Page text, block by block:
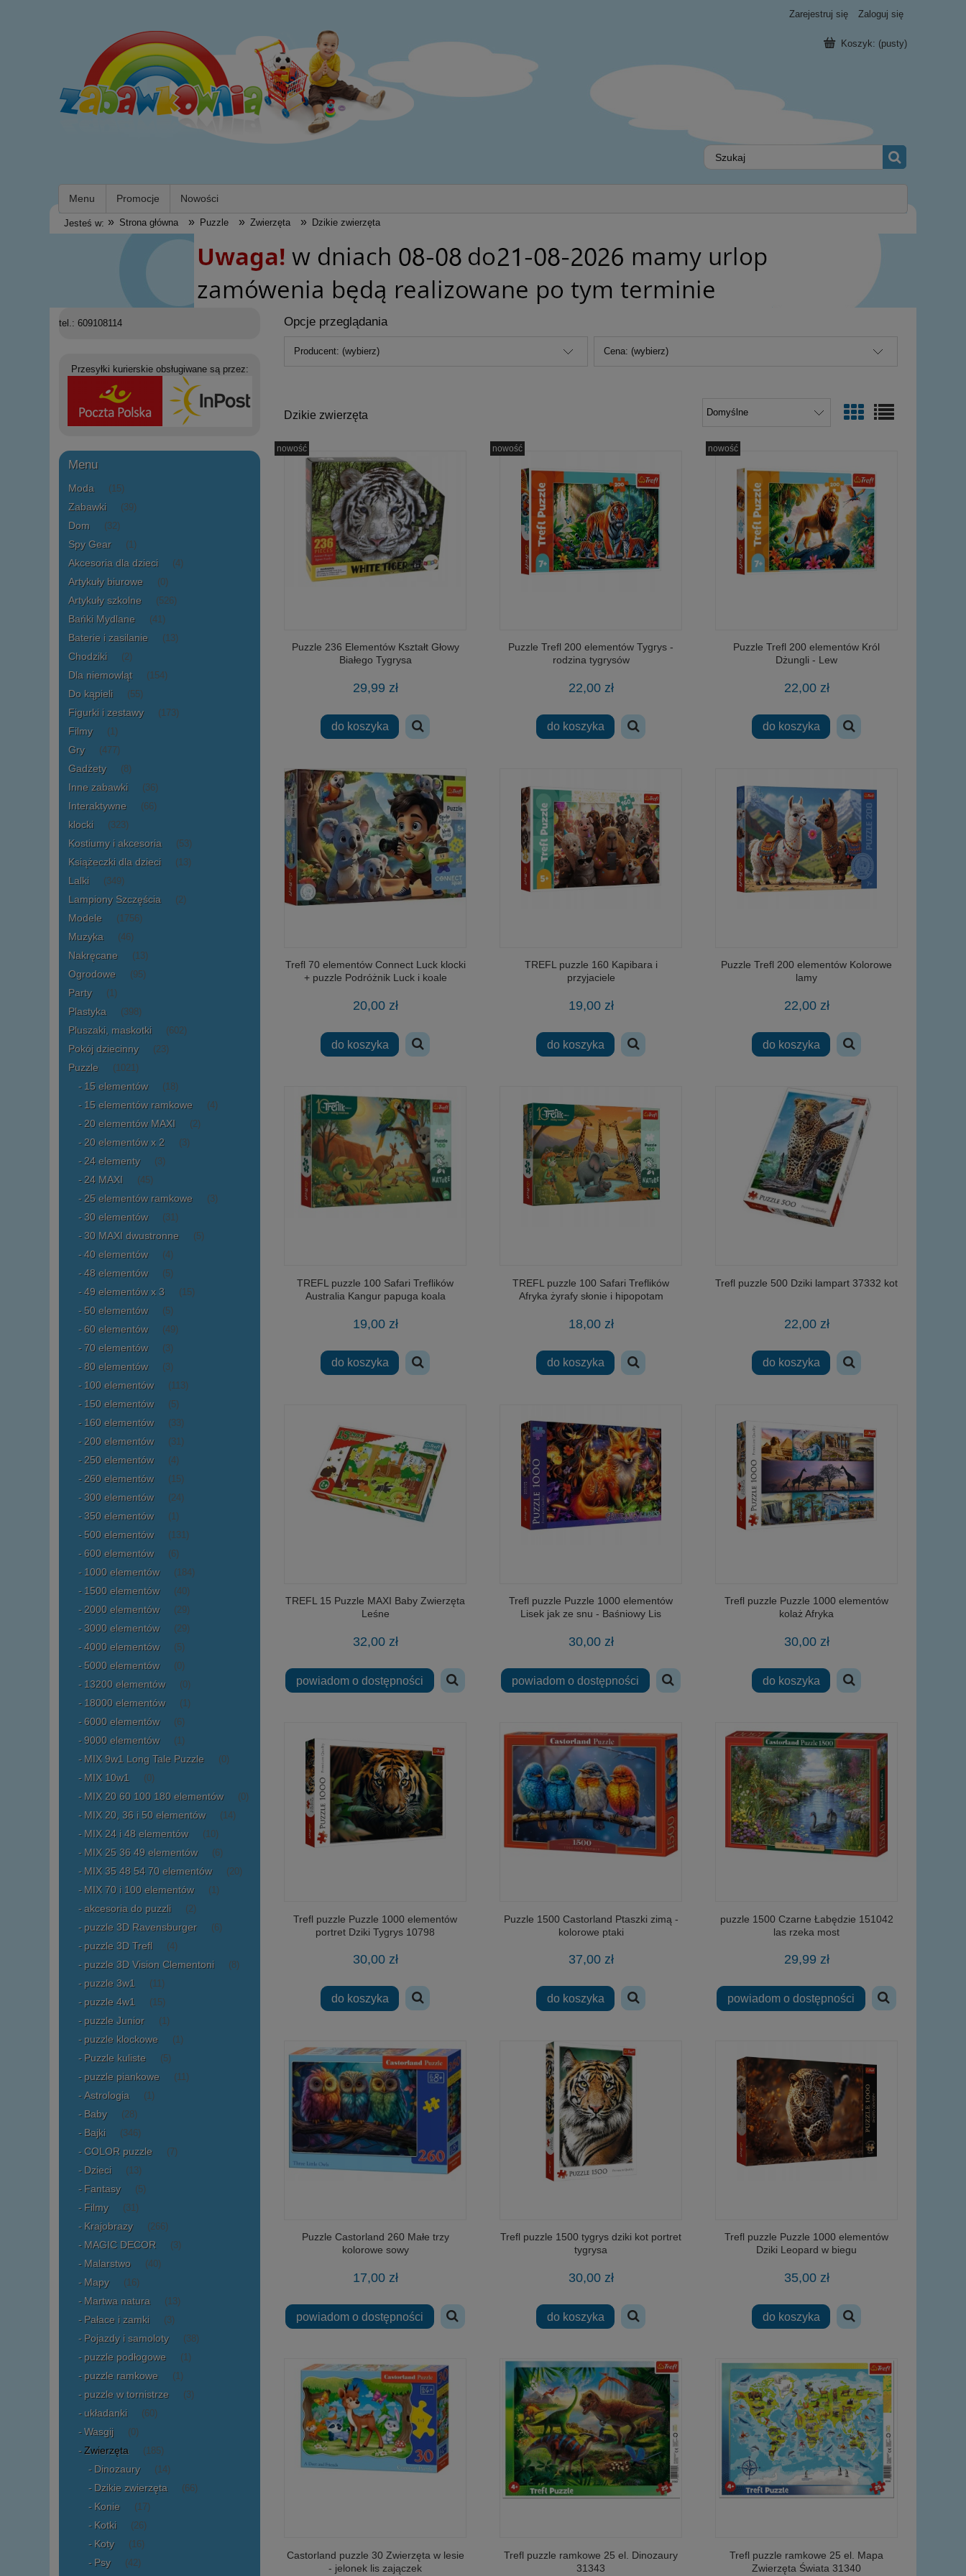
Zarejestruj się Zaloguj się
Koszyk: (pusty)
Menu Promocje Nowości
Jesteś w: » Strona główna » Puzzle » Zwierzęta » Dzikie zwierzęta
tel.: 609108114
Przesyłki kurierskie obsługiwane są przez:
Menu
Moda (15)
Zabawki (39)
Dom (32)
Spy Gear (1)
Akcesoria dla dzieci (4)
Artykuły biurowe (0)
Artykuły szkolne (526)
Bańki Mydlane (41)
Baterie i zasilanie (13)
Chodziki (2)
Dla niemowląt (154)
Do kąpieli (55)
Figurki i zestawy (173)
Filmy (1)
Gry (477)
Gadżety (8)
Inne zabawki (36)
Interaktywne (66)
klocki (323)
Kostiumy i akcesoria (53)
Książeczki dla dzieci (13)
Lalki (349)
Lampiony Szczęścia (2)
Modele (1756)
Muzyka (46)
Nakręcane (13)
Ogrodowe (95)
Party (1)
Plastyka (398)
Pluszaki, maskotki (602)
Pokój dziecinny (23)
Puzzle (1021)
15 elementów (18)
15 elementów ramkowe (4)
20 elementów MAXI (2)
20 elementów x 2 (3)
24 elementy (3)
24 MAXI (45)
25 elementów ramkowe (3)
30 elementów (31)
30 MAXI dwustronne (5)
40 elementów (4)
48 elementów (5)
49 elementów x 3 (15)
50 elementów (5)
60 elementów (49)
70 elementów (3)
80 elementów (3)
100 elementów (113)
150 elementów (5)
160 elementów (33)
200 elementów (31)
250 elementów (4)
260 elementów (15)
300 elementów (24)
350 elementów (1)
500 elementów (131)
600 elementów (6)
1000 elementów (184)
1500 elementów (40)
2000 elementów (29)
3000 elementów (29)
4000 elementów (5)
5000 elementów (0)
13200 elementów (0)
18000 elementów (1)
6000 elementów (6)
9000 elementów (1)
MIX 9w1 Long Tale Puzzle (0)
MIX 10w1 (0)
MIX 20 60 100 180 elementów (0)
MIX 20, 36 i 50 elementów (14)
MIX 24 i 48 elementów (10)
MIX 25 36 49 elementów (6)
MIX 35 48 54 70 elementów (20)
MIX 70 i 100 elementów (1)
akcesoria do puzzli (2)
puzzle 3D Ravensburger (6)
puzzle 3D Trefl (4)
puzzle 3D Vision Clementoni (8)
puzzle 3w1 (11)
puzzle 4w1 (15)
puzzle Junior (1)
puzzle klockowe (1)
Puzzle kuliste (5)
puzzle piankowe (11)
Astrologia (1)
Baby (28)
Bajki (346)
COLOR puzzle (7)
Dzieci (13)
Fantasy (5)
Filmy (31)
Krajobrazy (266)
MAGIC DECOR (3)
Malarstwo (40)
Mapy (16)
Martwa natura (13)
Pałace i zamki (3)
Pojazdy i samoloty (38)
puzzle podłogowe (1)
puzzle ramkowe (1)
puzzle w tornistrze (3)
układanki (60)
Wasgij (0)
Zwierzęta (185)
Dinozaury (14)
Dzikie zwierzęta (66)
Konie (17)
Kotki (26)
Koty (16)
Psy (42)
Opcje przeglądania
Producent: (wybierz) Cena: (wybierz)
Dzikie zwierzęta
Puzzle 236 Elementów Kształt Głowy
Białego Tygrysa
29,99 zł
do koszyka
nowość
Puzzle Trefl 200 elementów Tygrys -
rodzina tygrysów
22,00 zł
do koszyka
nowość
Puzzle Trefl 200 elementów Król
Dżungli - Lew
22,00 zł
do koszyka
nowość
Trefl 70 elementów Connect Luck klocki
+ puzzle Podróżnik Luck i koale
20,00 zł
do koszyka
TREFL puzzle 160 Kapibara i
przyjaciele
19,00 zł
do koszyka
Puzzle Trefl 200 elementów Kolorowe
lamy
22,00 zł
do koszyka
TREFL puzzle 100 Safari Treflików
Australia Kangur papuga koala
19,00 zł
do koszyka
TREFL puzzle 100 Safari Treflików
Afryka żyrafy słonie i hipopotam
18,00 zł
do koszyka
Trefl puzzle 500 Dziki lampart 37332 kot
22,00 zł
do koszyka
TREFL 15 Puzzle MAXI Baby Zwierzęta
Leśne
32,00 zł
powiadom o dostępności
Trefl puzzle Puzzle 1000 elementów
Lisek jak ze snu - Baśniowy Lis
30,00 zł
powiadom o dostępności
Trefl puzzle Puzzle 1000 elementów
kolaż Afryka
30,00 zł
do koszyka
Trefl puzzle Puzzle 1000 elementów
portret Dziki Tygrys 10798
30,00 zł
do koszyka
Puzzle 1500 Castorland Ptaszki zimą -
kolorowe ptaki
37,00 zł
do koszyka
puzzle 1500 Czarne Łabędzie 151042
las rzeka most
29,99 zł
powiadom o dostępności
Puzzle Castorland 260 Małe trzy
kolorowe sowy
17,00 zł
powiadom o dostępności
Trefl puzzle 1500 tygrys dziki kot portret
tygrysa
30,00 zł
do koszyka
Trefl puzzle Puzzle 1000 elementów
Dziki Leopard w biegu
35,00 zł
do koszyka
Castorland puzzle 30 Zwierzęta w lesie
- jelonek lis zajączek
Trefl puzzle ramkowe 25 el. Dinozaury
31343
Trefl puzzle ramkowe 25 el. Mapa
Zwierzęta Świata 31340